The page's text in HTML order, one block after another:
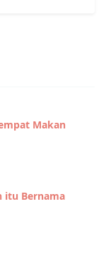
Makan
itu Bernama